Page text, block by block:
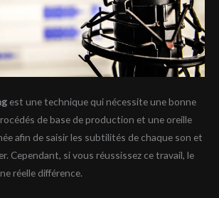
est une technique qui nécessite une bonne
de base de production et une oreille
afin de saisir les subtilités de chaque son et
Cependant, si vous réussissez ce travail, le
réelle différence.